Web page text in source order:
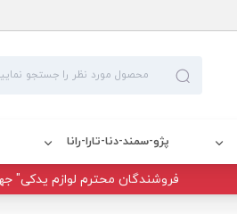
پژو-سمند-دنا-تارا-رانا
فروشندگان محترم لوازم یدکی"